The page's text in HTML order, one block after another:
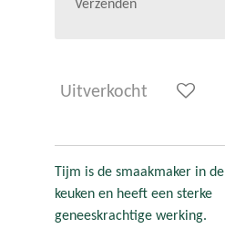
Verzenden
Uitverkocht
Tijm is de smaakmaker in de
keuken en heeft een sterke
geneeskrachtige werking.